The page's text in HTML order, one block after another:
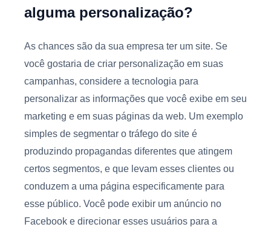
alguma personalização?
As chances são da sua empresa ter um site. Se
você gostaria de criar personalização em suas
campanhas, considere a tecnologia para
personalizar as informações que você exibe em seu
marketing e em suas páginas da web. Um exemplo
simples de segmentar o tráfego do site é
produzindo propagandas diferentes que atingem
certos segmentos, e que levam esses clientes ou
conduzem a uma página especificamente para
esse público. Você pode exibir um anúncio no
Facebook e direcionar esses usuários para a